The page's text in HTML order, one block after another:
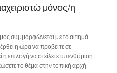
μόνος/η
συμμορφώνεται με το αίτημά
η ώρα να προβείτε σε
επιλογή να στείλετε υπενθύμιση
το θέμα στην τοπική αρχή